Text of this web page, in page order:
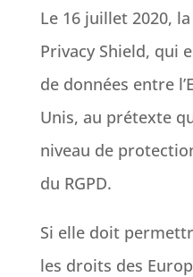
Le 16 juillet 2020,
Privacy Shield, qui
de données entre
Unis, au prétexte
niveau de
du RGPD.
Si elle doit
les droits des